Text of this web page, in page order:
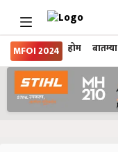
MFOI 2024 होम बातम्या